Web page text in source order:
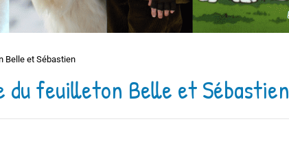
Belle et Sébastien
feuilleton Belle et Sébastien